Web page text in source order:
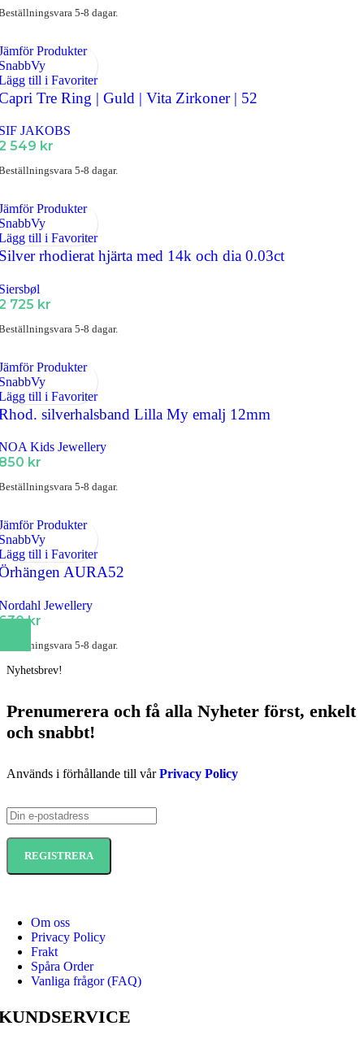
5-8 dagar.
Produkter
till i Favoriter
Tre Ring | Guld | Vita Zirkoner | 52
JAKOBS
549 kr
5-8 dagar.
Produkter
till i Favoriter
rhodierat hjärta med 14k och dia 0.03ct
725 kr
5-8 dagar.
Produkter
till i Favoriter
silverhalsband Lilla My emalj 12mm
Kids Jewellery
kr
5-8 dagar.
Produkter
till i Favoriter
AURA52
Jewellery
kr
5-8 dagar.
Nyhetsbrev!
Prenumerera och få alla Nyheter först, enkelt
och snabbt!
Används i förhållande till vårPrivacy Policy
Om oss
Privacy Policy
Frakt
Spåra Order
Vanliga frågor (FAQ)